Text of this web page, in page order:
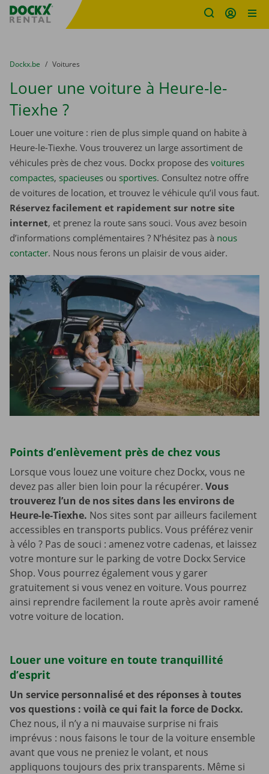
sitename
You are here:
du
Dockx.be to
Voitures
Louer une voiture à Heure-le-
Tiexhe ?
Louer une voiture : rien de plus simple quand on habite à
Heure-le-Tiexhe. Vous trouverez un large assortiment de
véhicules près de chez vous. Dockx propose des voitures
compactes, spacieuses ou sportives. Consultez notre offre
de voitures de location, et trouvez le véhicule qu’il vous faut.
Réservez facilement et rapidement sur notre site
internet, et prenez la route sans souci. Vous avez besoin
d’informations complémentaires ? N’hésitez pas à nous
contacter. Nous nous ferons un plaisir de vous aider.
Points d’enlèvement près de chez vous
Lorsque vous louez une voiture chez Dockx, vous ne
devez pas aller bien loin pour la récupérer. Vous
trouverez l’un de nos sites dans les environs de
Heure-le-Tiexhe. Nos sites sont par ailleurs facilement
accessibles en transports publics. Vous préférez venir
à vélo ? Pas de souci : amenez votre cadenas, et laissez
votre monture sur le parking de votre Dockx Service
Shop. Vous pourrez également vous y garer
gratuitement si vous venez en voiture. Vous pourrez
ainsi reprendre facilement la route après avoir ramené
votre voiture de location.
Louer une voiture en toute tranquillité
d’esprit
Un service personnalisé et des réponses à toutes
vos questions : voilà ce qui fait la force de Dockx.
Chez nous, il n’y a ni mauvaise surprise ni frais
imprévus : nous faisons le tour de la voiture ensemble
avant que vous ne preniez le volant, et nous
appliquons toujours des prix transparents. Même si